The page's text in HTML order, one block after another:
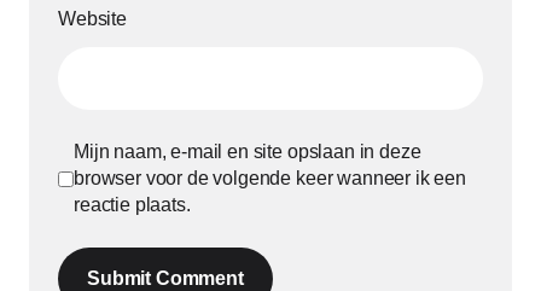
Website
Mijn naam, e-mail en site opslaan in deze
browser voor de volgende keer wanneer ik een
reactie plaats.
Submit Comment